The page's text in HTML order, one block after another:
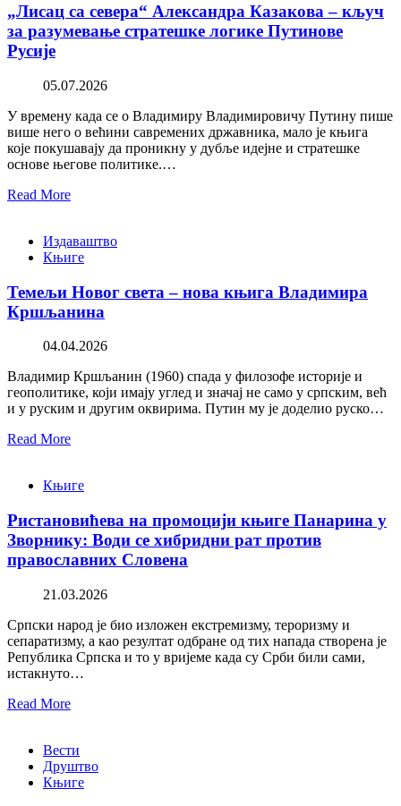
„Лисац са севера“ Александра Казакова – кључ
за разумевање стратешке логике Путинове
Русије
05.07.2026
У времену када се о Владимиру Владимировичу Путину пише
више него о већини савремених државника, мало је књига
које покушавају да проникну у дубље идејне и стратешке
основе његове политике.…
Read More
Издаваштво
Књиге
Темељи Новог света – нова књига Владимира
Кршљанина
04.04.2026
Владимир Кршљанин (1960) спада у филозофе историје и
геополитике, који имају углед и значај не само у српским, већ
и у руским и другим оквирима. Путин му је доделио руско…
Read More
Књиге
Ристановићева на промоцији књиге Панарина у
Зворнику: Води се хибридни рат против
православних Словена
21.03.2026
Српски народ је био изложен екстремизму, тероризму и
сепаратизму, а као резултат одбране од тих напада створена је
Република Српска и то у вријеме када су Срби били сами,
истакнуто…
Read More
Вести
Друштво
Књиге